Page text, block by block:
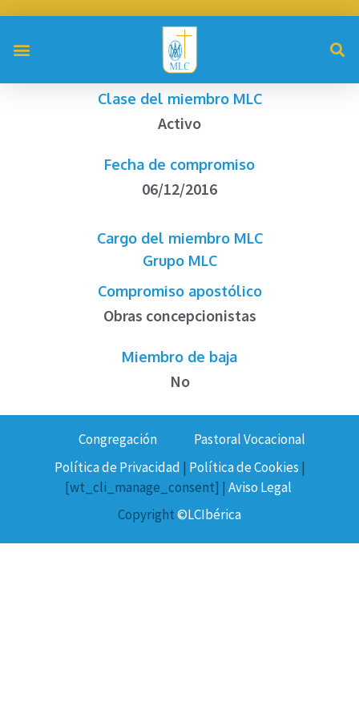
Clase del miembro MLC
Activo
Fecha de compromiso
06/12/2016
Cargo del miembro MLC
Grupo MLC
Compromiso apostólico
Obras concepcionistas
Miembro de baja
No
Congregación
Pastoral Vocacional
Política de Privacidad | Política de Cookies |
[wt_cli_manage_consent] | Aviso Legal
Copyright©LCIbérica